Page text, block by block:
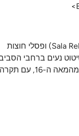
רובע האמנות של בילבאו מציע שפע פעילויות מרתקות ומיוחדות: המוזיאון לאמנויות יפות, הגלרייה לאמנות עכשווית סלה רקאלדה (Sala Rekalde) ופסלי חוצות
נעים ברחבי
היפה. ברובע העתיק המזרחי, תמצאו את מוזיאון הבאסקי השוכן בבניין היסטורי מהמאה ה-17; את בזיליקת בגוניה (Basilica di Bego?a) מהמאה ה-16, עם תקרה